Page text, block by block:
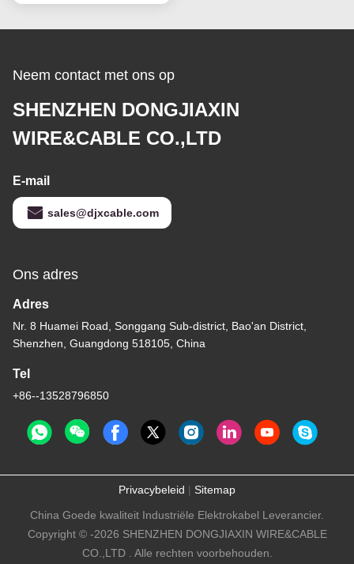
Neem contact met ons op
SHENZHEN DONGJIAXIN
WIRE&CABLE CO.,LTD
E-mail
sales@djxcable.com
Ons adres
Adres
Nr. 8 Huamei Road, Songgang Sub-district, Bao'an District,
Shenzhen, Guangdong 518105, China
Tel
+86--13528796850
Privacybeleid | Sitemap
China Goede kwaliteit Industriële Elektrokabel Leverancier.
Copyright © -2026 SHENZHEN DONGJIAXIN WIRE&CABLE
CO.,LTD . Alle rechten voorbehouden.